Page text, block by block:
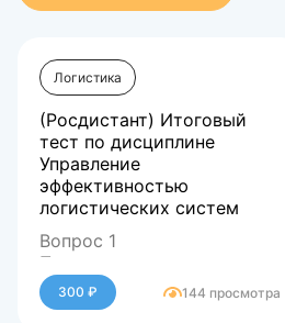
Логистика
(Росдистант) Итоговый
тест по дисциплине
Управление
эффективностью
логистических систем
Вопрос 1
При измерении и
мониторинге процессов
следует выделить такие
300 ₽ 144 просмотра